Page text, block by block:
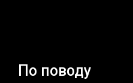
По поводу